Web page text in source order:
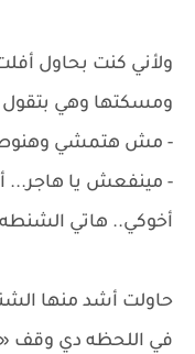
ولأني كنت بحاول
ومسكتها وهي
- مش هتمشي
- مينفعش يا هاجر...
أخوكي.. هاتي
حاولت أشد منها
في اللحظه دي وقف